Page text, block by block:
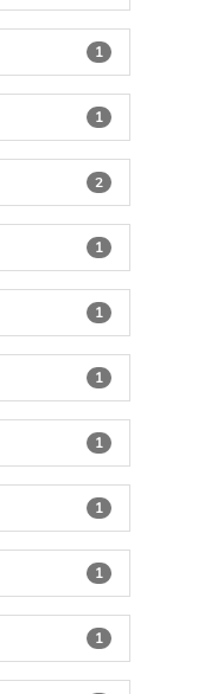
1
1
2
1
1
1
1
1
1
1